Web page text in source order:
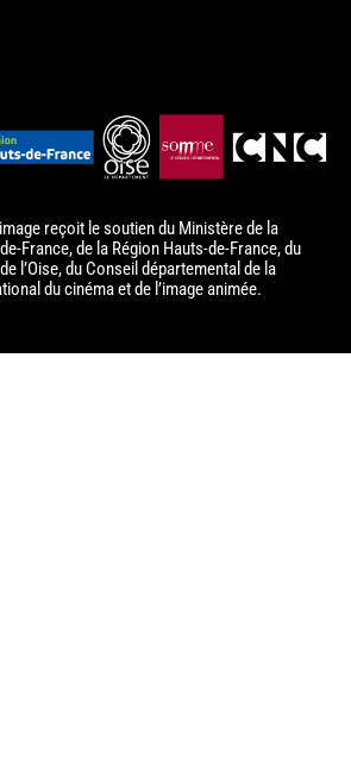
reçoit le soutien du Ministère de la
France, de la Région Hauts-de-France, du
l’Oise, du Conseil départemental de la
du cinéma et de l’image animée.